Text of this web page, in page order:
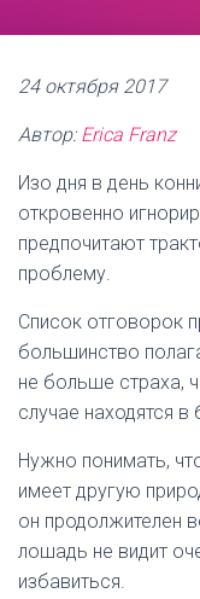
24 октября 2017
Автор: Erica Franz
Изо дня в день
откровенно
предпочитают
проблему.
Список отговорок
большинство
не больше страха,
случае находятся
Нужно понимать,
имеет другую
он продолжителен
лошадь не видит
избавиться.